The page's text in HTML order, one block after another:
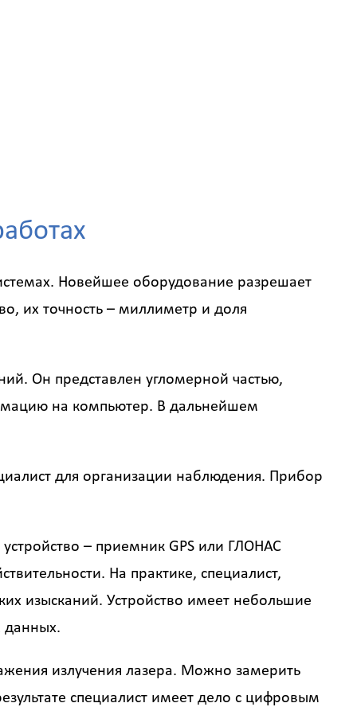
Новейшее оборудование разрешает
их точность – миллиметр и доля
Он представлен угломерной частью,
на компьютер. В дальнейшем
для организации наблюдения. Прибор
– приемник GPS или ГЛОНАС
На практике, специалист,
изысканий. Устройство имеет небольшие
данных.
излучения лазера. Можно замерить
специалист имеет дело с цифровым